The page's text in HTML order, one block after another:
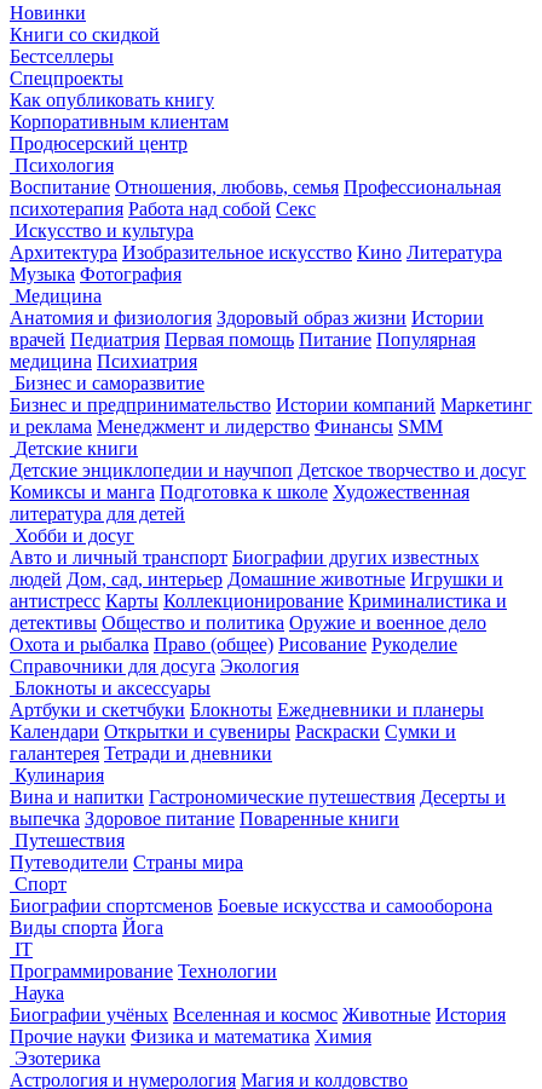
Новинки
Книги со скидкой
Бестселлеры
Спецпроекты
Как опубликовать книгу
Корпоративным клиентам
Продюсерский центр
Психология
Воспитание Отношения, любовь, семья Профессиональная
психотерапия Работа над собой Секс
Искусство и культура
Архитектура Изобразительное искусство Кино Литература
Музыка Фотография
Медицина
Анатомия и физиология Здоровый образ жизни Истории
врачей Педиатрия Первая помощь Питание Популярная
медицина Психиатрия
Бизнес и саморазвитие
Бизнес и предпринимательство Истории компаний Маркетинг
и реклама Менеджмент и лидерство Финансы SMM
Детские книги
Детские энциклопедии и научпоп Детское творчество и досуг
Комиксы и манга Подготовка к школе Художественная
литература для детей
Хобби и досуг
Авто и личный транспорт Биографии других известных
людей Дом, сад, интерьер Домашние животные Игрушки и
антистресс Карты Коллекционирование Криминалистика и
детективы Общество и политика Оружие и военное дело
Охота и рыбалка Право (общее) Рисование Рукоделие
Справочники для досуга Экология
Блокноты и аксессуары
Артбуки и скетчбуки Блокноты Ежедневники и планеры
Календари Открытки и сувениры Раскраски Сумки и
галантерея Тетради и дневники
Кулинария
Вина и напитки Гастрономические путешествия Десерты и
выпечка Здоровое питание Поваренные книги
Путешествия
Путеводители Страны мира
Спорт
Биографии спортсменов Боевые искусства и самооборона
Виды спорта Йога
IT
Программирование Технологии
Наука
Биографии учёных Вселенная и космос Животные История
Прочие науки Физика и математика Химия
Эзотерика
Астрология и нумерология Магия и колдовство